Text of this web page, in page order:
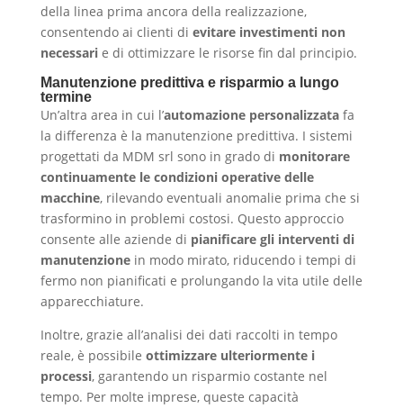
della linea prima ancora della realizzazione,
consentendo ai clienti di evitare investimenti non
necessarie di ottimizzare le risorse fin dal principio.
Manutenzione predittiva e risparmio a lungo
termine
Un’altra area in cui l’automazione personalizzata fa
la differenza è la manutenzione predittiva. I sistemi
progettati da MDM srl sono in grado di monitorare
continuamente le condizioni operative delle
macchine, rilevando eventuali anomalie prima che si
trasformino in problemi costosi. Questo approccio
consente alle aziende di pianificare gli interventi di
manutenzione in modo mirato, riducendo i tempi di
fermo non pianificati e prolungando la vita utile delle
apparecchiature.
Inoltre, grazie all’analisi dei dati raccolti in tempo
reale, è possibile ottimizzare ulteriormente i
processi, garantendo un risparmio costante nel
tempo. Per molte imprese, queste capacità